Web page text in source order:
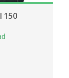
150